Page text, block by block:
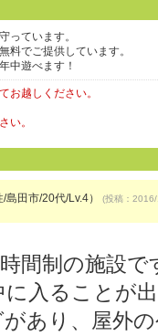
っています。
料でご提供しています。
中遊べます！
お越しください。
い。
島田市/20代/Lv.4） (投稿：
間制の施設
に入ることが
あり、屋外